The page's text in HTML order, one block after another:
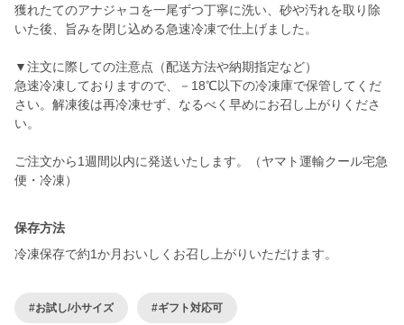
獲れたてのアナジャコを一尾ずつ丁寧に洗い、砂や汚れを取り除
いた後、旨みを閉じ込める急速冷凍で仕上げました。
▼注文に際しての注意点（配送方法や納期指定など）
急速冷凍しておりますので、－18℃以下の冷凍庫で保管してくだ
さい。解凍後は再冷凍せず、なるべく早めにお召し上がりくださ
い。
ご注文から1週間以内に発送いたします。（ヤマト運輸クール宅急
便・冷凍）
保存方法
冷凍保存で約1か月おいしくお召し上がりいただけます。
#お試し/小サイズ #ギフト対応可